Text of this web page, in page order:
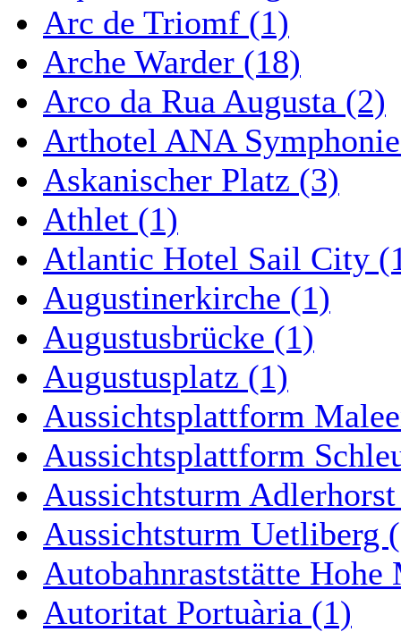
Arc de Triomf (1)
Arche Warder (18)
Arco da Rua Augusta (2)
Arthotel ANA
Askanischer Platz (3)
Athlet (1)
Atlantic Hotel Sail City
Augustinerkirche (1)
Augustusbrücke (1)
Augustusplatz (1)
Aussichtsplattform
Aussichtsplattform
Aussichtsturm
Aussichtsturm Uetliberg
Autobahnraststätte Hohe
Autoritat Portuària (1)